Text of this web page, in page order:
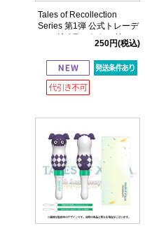
Tales of Recollection
Series 第1弾 公式トレーデ
ィングイラストカード
250円(税込)